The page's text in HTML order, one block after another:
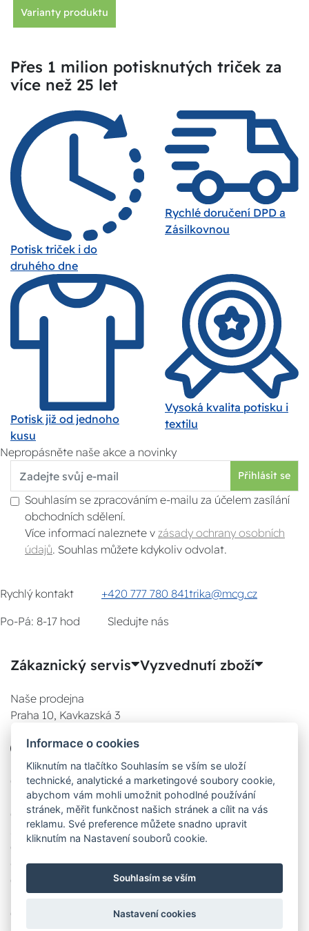
Varianty produktu
Přes 1 milion potisknutých triček za
více než 25 let
Potisk triček i do
druhého dne
Rychlé doručení DPD a
Zásilkovnou
Potisk již od jednoho
kusu
Vysoká kvalita potisku i
textilu
Nepropásněte naše akce a novinky
Přihlásit se
Souhlasím se zpracováním e-mailu za účelem zasílání
obchodních sdělení.
Více informací naleznete v zásady ochrany osobních
údajů . Souhlas můžete kdykoliv odvolat.
Rychlý kontakt +420 777 780 841trika@mcg.cz
Po-Pá: 8-17 hod
Sledujte nás
Zákaznický servis Vyzvednutí zboží
Naše prodejna
Praha 10, Kavkazská 3
777 780 841
08:00 - 17:00
08:00 - 17:00
08:00 - 17:00
Čt:
08:00 - 17:00
08:00 - 17:00
Informace o cookies
Kliknutím na tlačítko Souhlasím se vším se uloží
technické, analytické a marketingové soubory cookie,
abychom vám mohli umožnit pohodlné používání
stránek, měřit funkčnost našich stránek a cílit na vás
reklamu. Své preference můžete snadno upravit
kliknutím na Nastavení souborů cookie.
Souhlasím se vším
Nastavení cookies